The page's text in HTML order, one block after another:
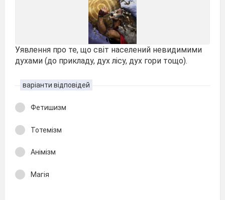
Уявлення про те, що світ населений невидимими
духами (до прикладу, дух лісу, дух гори тощо).
варіанти відповідей
Фетишизм
Тотемізм
Анімізм
Магія